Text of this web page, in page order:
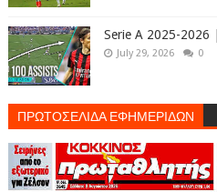
Serie A 2025-2026
July 29, 2026 0
ΠΡΩΤΟΣΕΛΙΔΑ ΕΦΗΜΕΡΙΔΩΝ